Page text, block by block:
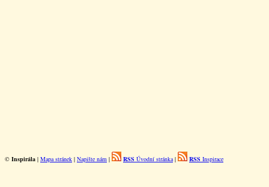
© Inspirála | Mapa stránek | Napište nám | RSS Úvodní stránka| RSS Inspirace